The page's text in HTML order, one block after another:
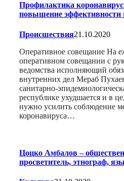
Профилактика
повышение
Происшествия21.10.2020
Оперативное совещание На
оперативном совещании с
ведомства исполняющий
внутренних дел Мераб
санитарно-
республике ухудшается и в
нужно усилить соблюдение
коронавируса…
Цоцко Амбалов –
просветитель, этнограф,